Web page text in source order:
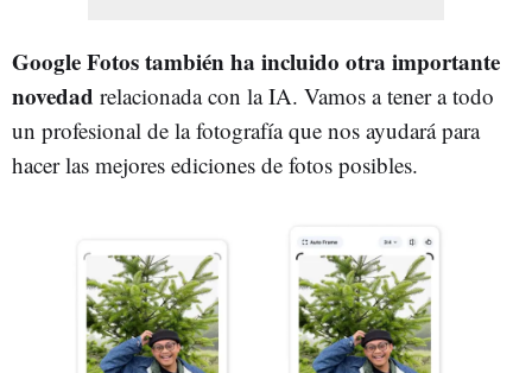
Google Fotos también ha incluido otra importante
novedad relacionada con la IA. Vamos a tener a todo
un profesional de la fotografía que nos ayudará para
hacer las mejores ediciones de fotos posibles.